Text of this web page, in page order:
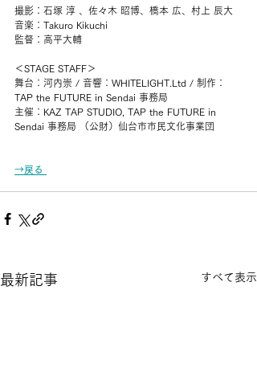
撮影：石塚 淳 、佐々木 昭博、橋本 広、村上 辰大
音楽：Takuro Kikuchi
監督：高平大輔
＜STAGE STAFF＞
舞台：河内崇 / 音響：WHITELIGHT.Ltd / 制作：
TAP the FUTURE in Sendai 事務局
主催：KAZ TAP STUDIO, TAP the FUTURE in
Sendai 事務局 （公財）仙台市市民文化事業団
→戻る
最新記事 すべて表示